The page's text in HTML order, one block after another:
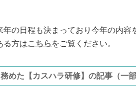
の日程も決まっており今年の内容
る方はこちら をご覧ください。
めた【カスハラ研修】の記事（一